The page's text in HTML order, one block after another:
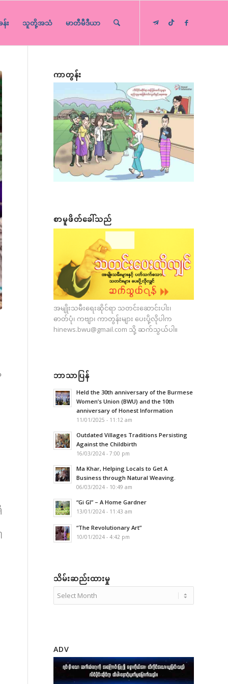
န်း သူတို့အသံ မာတီမီဒီယာ
ကာတွန်း
စာမူဖိတ်ခေါ်သည်
အမျိုးသမီးရေးဆိုင်ရာ သတင်းဆောင်းပါး၊
ဓာတ်ပုံ၊ ကဗျာ၊ ကာတွန်းများ ပေးပို့လိုပါက
hinews.bwu@gmail.com သို့ ဆက်သွယ်ပါ။
ဘာသာပြန်
Held the 30th anniversary of the Burmese
Women’s Union (BWU) and the 10th
anniversary of Honest Information
11/01/2025 - 11:12 am
Outdated Villages Traditions Persisting
Against the Childbirth
16/03/2024 - 7:00 pm
Ma Khar, Helping Locals to Get A
Business through Natural Weaving.
06/03/2024 - 10:49 am
“Gi GI” – A Home Gardner
13/01/2024 - 11:43 am
“The Revolutionary Art”
10/01/2024 - 4:42 pm
သိမ်းဆည်းထားမှု
ADV